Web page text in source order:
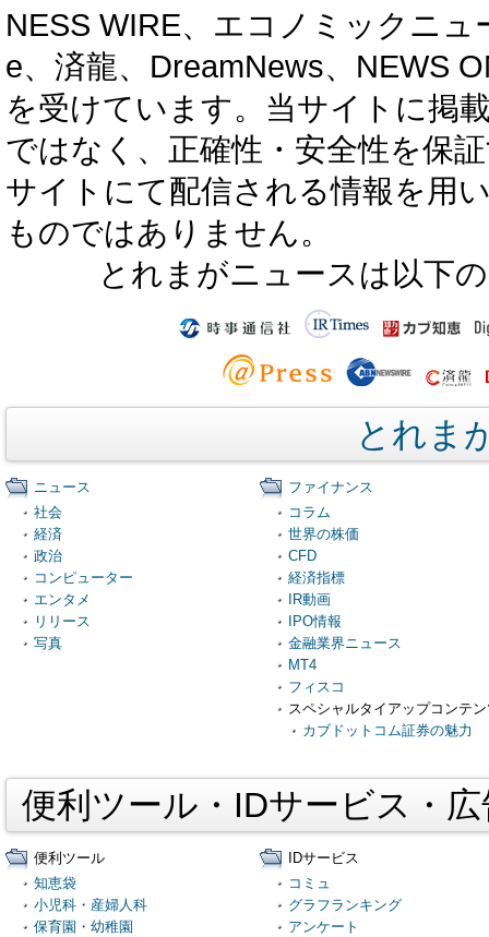
NESS WIRE、エコノミックニ
e、済龍、DreamNews、NEWS
を受けています。当サイトに掲
ではなく、正確性・安全性を保
サイトにて配信される情報を用
ものではありません。
とれまがニュースは以下
とれま
ニュース
社会
経済
政治
コンピューター
エンタメ
リリース
写真
ファイナンス
コラム
世界の株価
CFD
経済指標
IR動画
IPO情報
金融業界ニュース
MT4
フィスコ
スペシャルタイアップコンテ
カブドットコム証券の魅力
便利ツール・IDサービス・
便利ツール
知恵袋
小児科・産婦人科
保育園・幼稚園
IDサービス
コミュ
グラフランキング
アンケート